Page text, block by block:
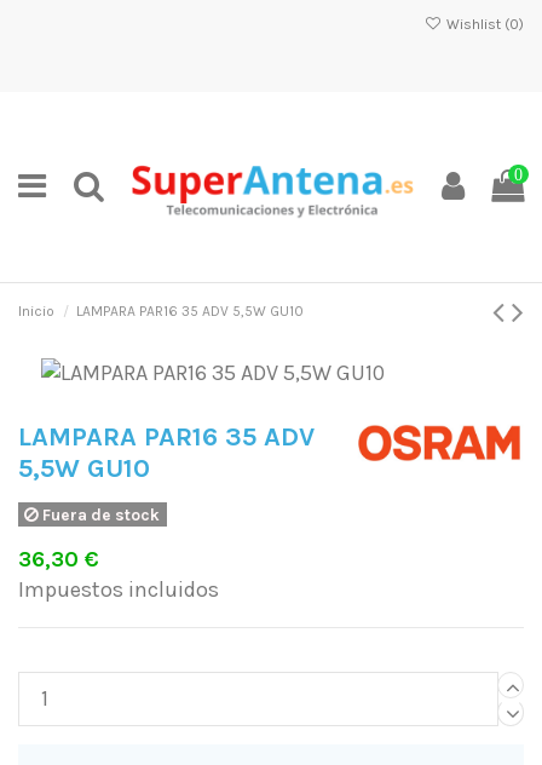
Wishlist (0)
0
Inicio LAMPARA PAR16 35 ADV 5,5W GU10
LAMPARA PAR16 35 ADV
5,5W GU10
Fuera de stock
36,30 €
Impuestos incluidos